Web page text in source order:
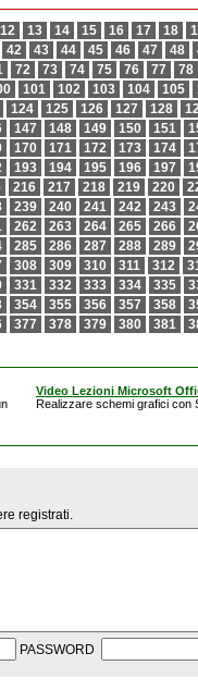
12 13 14 15 16 17 18
42 43 44 45 46 47 48
72 73 74 75 76 77 78
101 102 103 104 105
124 125 126 127 128
147 148 149 150 151
170 171 172 173 174
193 194 195 196 197
216 217 218 219 220
239 240 241 242 243
262 263 264 265 266
285 286 287 288 289
308 309 310 311 312
331 332 333 334 335
354 355 356 357 358
377 378 379 380 381
Video Lezioni Microsoft
Realizzare schemi grafici con
registrati.
PASSWORD